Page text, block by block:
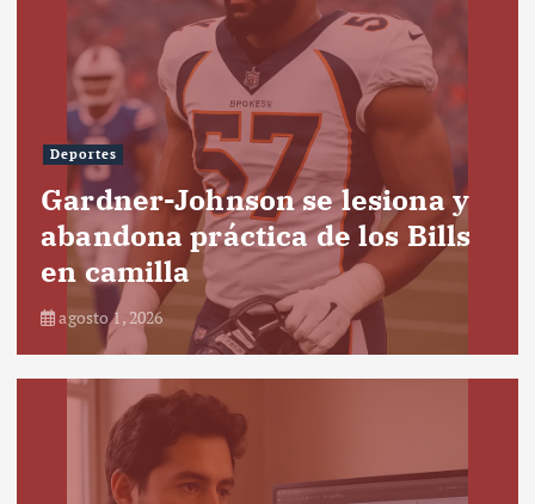
Deportes
Gardner-Johnson se lesiona y
abandona práctica de los Bills
en camilla
agosto 1, 2026